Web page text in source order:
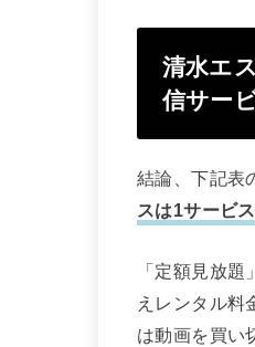
清水エ
信サー
結論、下記表
スは1サービス
「定額見放
えレンタル料
は動画を買い